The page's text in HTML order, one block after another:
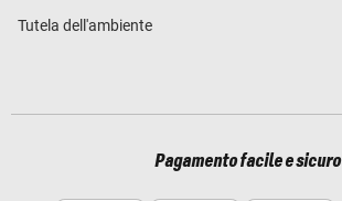
Tutela dell'ambiente
Pagamento facile e sicuro